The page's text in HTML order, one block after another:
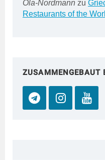
Ola-Nordmann zu
Restaurants of the
ZUSAMMENGEBAUT